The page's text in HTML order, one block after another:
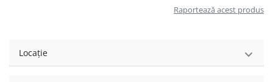
Raportează acest produs
Locație